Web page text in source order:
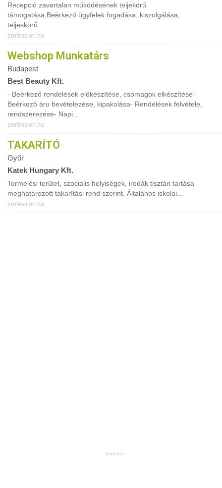
Recepció zavartalan működésének teljekörű
támogatása;Beérkező ügyfelek fogadása, kiszolgálása,
teljeskörű...
profession.hu
Webshop Munkatárs
Budapest
Best Beauty Kft.
- Beérkező rendelések előkészítése, csomagok elkészítése-
Beérkező áru bevételezése, kipakolása- Rendelések felvétele,
rendszerezése- Napi...
profession.hu
TAKARÍTÓ
Győr
Katek Hungary Kft.
Termelési terület, szociális helyiségek, irodák tisztán tartása
meghatározott takarítási rend szerint. Általános iskolai...
profession.hu